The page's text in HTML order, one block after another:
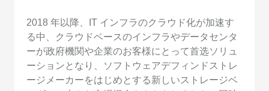
2018 年以降、IT インフラのクラウド化が加速す
る中、クラウドベースのインフラやデータセンタ
ーが政府機関や企業のお客様にとって首选ソリュ
ーションとなり、ソフトウェアデフィンドストレ
ージメーカーをはじめとする新しいストレージベ